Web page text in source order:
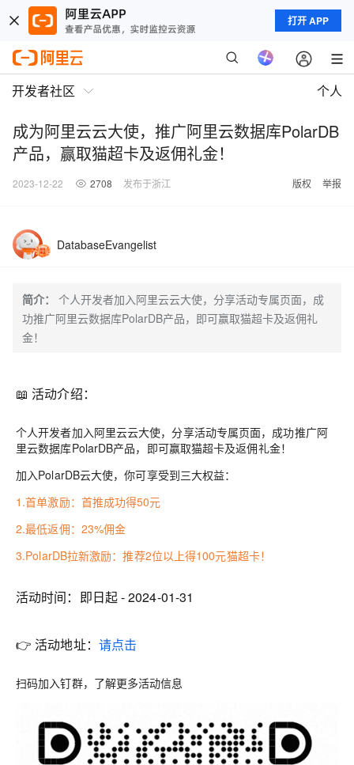
打开 APP
开发者社区 个人
成为阿里云云大使，推广阿里云数据库PolarDB
产品，赢取猫超卡及返佣礼金！
2023-12-22 2708 发布于浙江 版权 举报
DatabaseEvangelist
简介：
个人开发者加入阿里云云大使，分享活动专属页面，成
功推广阿里云数据库PolarDB产品，即可赢取猫超卡及返佣礼
金！​​
📖 活动介绍：
个人开发者加入阿里云云大使，分享活动专属页面，成功推广阿
里云数据库PolarDB产品，即可赢取猫超卡及返佣礼金！
加入PolarDB云大使，你可享受到三大权益：
1.首单激励：首推成功得50元
2.最低返佣：23%佣金
3.PolarDB拉新激励：推荐2位以上得100元猫超卡！
活动时间：即日起 - 2024-01-31
👉 活动地址： 请点击
扫码加入钉群，了解更多活动信息